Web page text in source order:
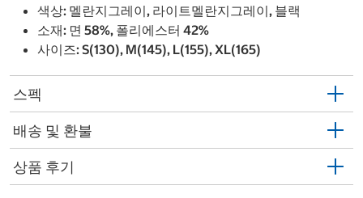
색상: 멜란지그레이, 라이트멜란지그레이, 블랙
소재: 면 58%, 폴리에스터 42%
사이즈: S(130), M(145), L(155), XL(165)
스펙
배송 및 환불
상품 후기